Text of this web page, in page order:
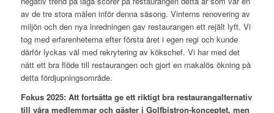
av de tre stora målen inför denna säsong. Vinterns renovering av
miljön och den nya inredningen gav restaurangen ett rejält lyft. Vi
tog med erfarenheterna efter första året i egen regi och kunde
därför lyckas väl med rekrytering av kökschef. Vi har med det
nått ett bra flöde till restaurangen och gjort en makalös ökning på
detta fördjupningsområde.
Fokus 2025: Att fortsätta ge ett riktigt bra restaurangalternativ
till våra medlemmar och gäster i Golfbistron-konceptet, men